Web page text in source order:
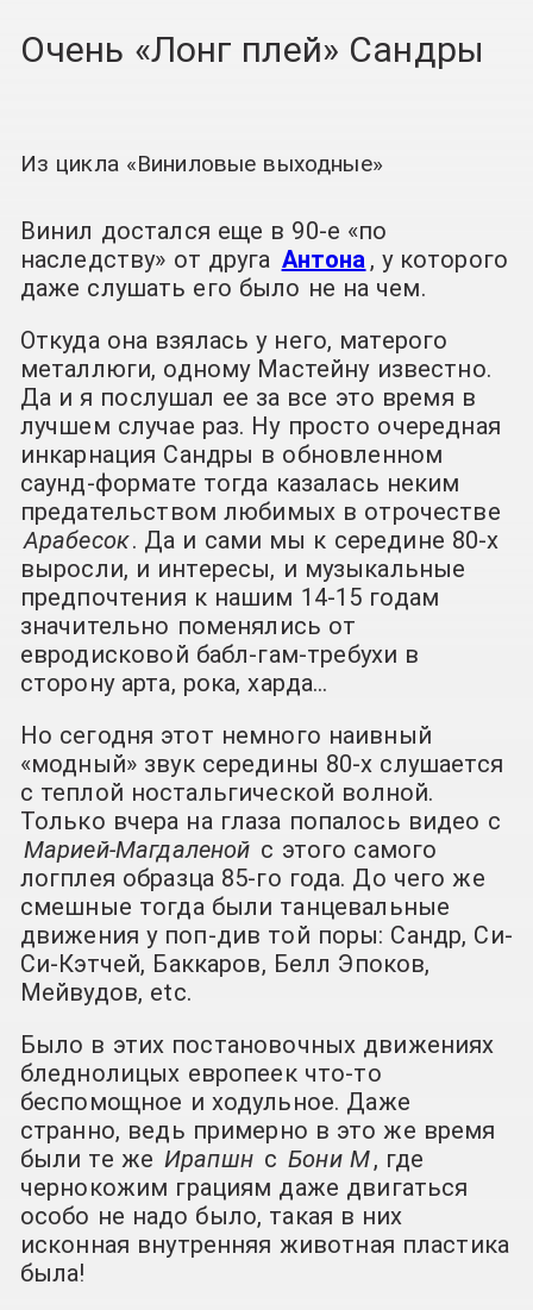
Очень «Лонг плей» Сандры
Из цикла «Виниловые выходные»
Винил достался еще в 90-е «по
наследству» от друга Антона , у которого
даже слушать его было не на чем.
Откуда она взялась у него, матерого
металлюги, одному Мастейну известно.
Да и я послушал ее за все это время в
лучшем случае раз. Ну просто очередная
инкарнация Сандры в обновленном
саунд-формате тогда казалась неким
предательством любимых в отрочестве
Арабесок. Да и сами мы к середине 80-х
выросли, и интересы, и музыкальные
предпочтения к нашим 14-15 годам
значительно поменялись от
евродисковой бабл-гам-требухи в
сторону арта, рока, харда…
Но сегодня этот немного наивный
«модный» звук середины 80-х слушается
с теплой ностальгической волной.
Только вчера на глаза попалось видео с
Марией-Магдаленой с этого самого
логплея образца 85-го года. До чего же
смешные тогда были танцевальные
движения у поп-див той поры: Сандр, Си-
Си-Кэтчей, Баккаров, Белл Эпоков,
Мейвудов, etc.
Было в этих постановочных движениях
бледнолицых европеек что-то
беспомощное и ходульное. Даже
странно, ведь примерно в это же время
были те же Ирапшн с Бони М, где
чернокожим грациям даже двигаться
особо не надо было, такая в них
исконная внутренняя животная пластика
была!